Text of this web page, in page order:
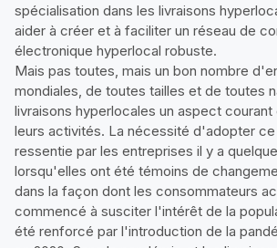
spécialisation dans les livraisons
aider à créer et à faciliter un réseau de
électronique hyperlocal robuste.
Mais pas toutes, mais un bon nombre
mondiales, de toutes tailles et de toutes
livraisons hyperlocales un aspect
leurs activités. La nécessité d'adopter
ressentie par les entreprises il y a
lorsqu'elles ont été témoins de
dans la façon dont les consommateurs
commencé à susciter l'intérêt de la
été renforcé par l'introduction de la